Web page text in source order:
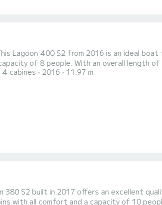
Lagoon 400 S2 from 2016 is an ideal boat
of 8 people. With an overall length
Voor uw comfort heeft Poe Reva 2 toiletten met
4 cabines 2016 11.97 m
380 S2 built in 2017 offers an excellent